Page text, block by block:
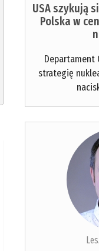
USA szykują
Polska w
Departament
strategię